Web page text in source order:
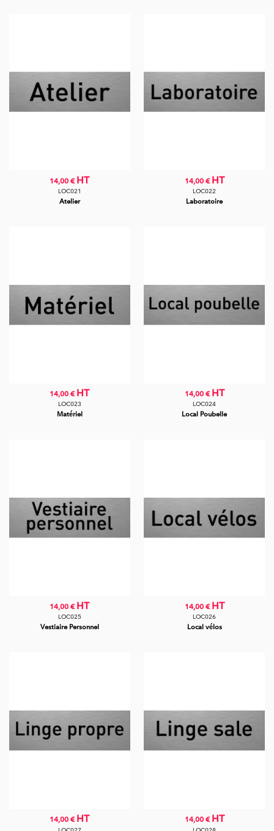
Atelier
LOC021
14,00 € HT
Laboratoire
LOC022
14,00 € HT
Matériel
LOC023
14,00 € HT
Local Poubelle
LOC024
14,00 € HT
Vestiaire Personnel
LOC025
14,00 € HT
Local vélos
LOC026
14,00 € HT
14,00 € HT 14,00 € HT